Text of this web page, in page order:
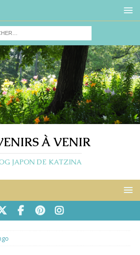
À VENIR
JAPON DE KATZINA